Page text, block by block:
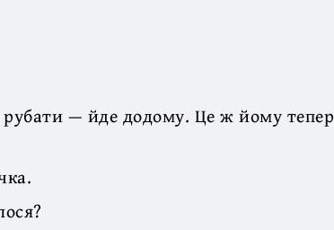
рубати — йде додому. Це ж йому тепер